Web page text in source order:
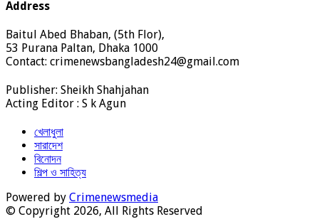
Address
Baitul Abed Bhaban, (5th Flor),
53 Purana Paltan, Dhaka 1000
Contact: crimenewsbangladesh24@gmail.com
Publisher: Sheikh Shahjahan
Acting Editor : S k Agun
খেলাধুলা
সারাদেশ
বিনোদন
শিল্প ও সাহিত্য
Powered by Crimenewsmedia
© Copyright 2026, All Rights Reserved